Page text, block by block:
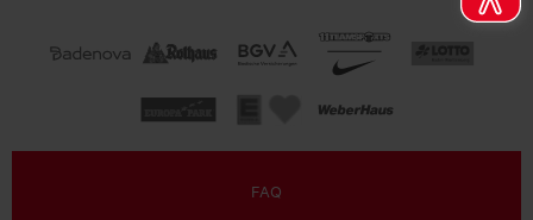
FAQ